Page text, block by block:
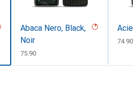
Abaca Nero, Black,
Noir
CHF
75.90
CHF
74.90